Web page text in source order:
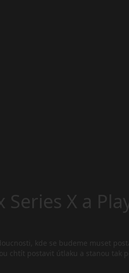
X a
kde se budeme muset
chtít postavit útlaku a stanou tak